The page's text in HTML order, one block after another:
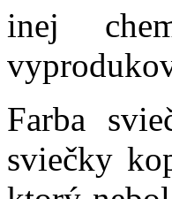
inej
Farba
sviečky